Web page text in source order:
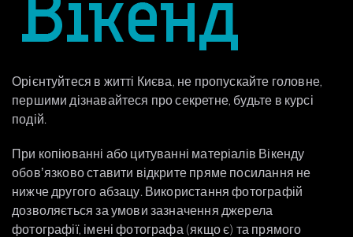
Орієнтуйтеся в житті Києва, не пропускайте головне,
першими дізнавайтеся про секретне, будьте в курсі
подій.
При копіюванні або цитуванні матеріалів Вікенду
обовʼязково ставити відкрите пряме посилання не
нижче другого абзацу. Використання фотографій
дозволяється за умови зазначення джерела
фотографії, імені фотографа (якщо є) та прямого